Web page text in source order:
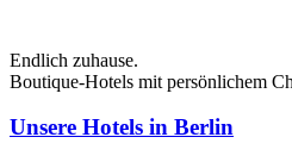
Endlich zuhause.
Boutique-Hotels mit persönlichem
Unsere Hotels in Berlin